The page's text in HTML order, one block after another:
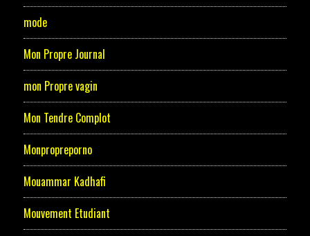
mode
Mon Propre Journal
mon Propre vagin
Mon Tendre Complot
Monpropreporno
Mouammar Kadhafi
Mouvement Etudiant